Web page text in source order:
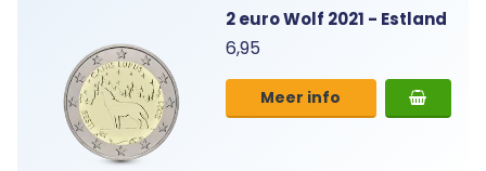
2 euro Wolf 2021 - Estland
6,95
Meer info